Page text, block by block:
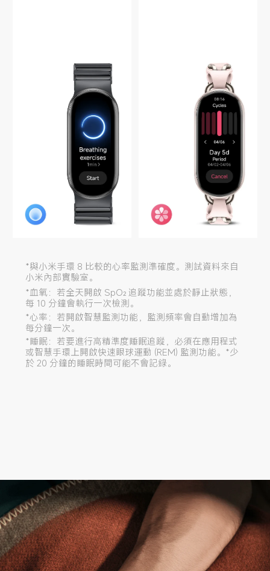
*與小米手環 8 比較的心率監測準確度。測試資料來自
小米內部實驗室。
*血氧：若全天開啟 SpO₂ 追蹤功能並處於靜止狀態，
每 10 分鐘會執行一次檢測。
*心率：若開啟智慧監測功能，監測頻率會自動增加為
每分鐘一次。
*睡眠：若要進行高精準度睡眠追蹤，必須在應用程式
或智慧手環上開啟快速眼球運動 (REM) 監測功能。*少
於 20 分鐘的睡眠時間可能不會記錄。